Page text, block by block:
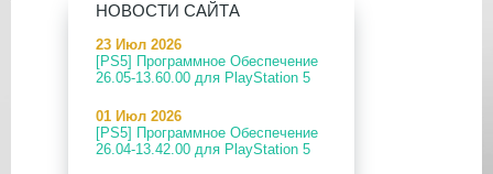
НОВОСТИ САЙТА
23 Июл 2026
[PS5] Программное Обеспечение
26.05-13.60.00 для PlayStation 5
01 Июл 2026
[PS5] Программное Обеспечение
26.04-13.42.00 для PlayStation 5